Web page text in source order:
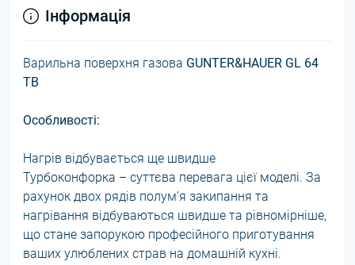
Інформація
Варильна поверхня газова GUNTER&HAUER GL 64
TB
Особливості:
Нагрів відбувається ще швидше
Турбоконфорка – суттєва перевага цієї моделі. За
рахунок двох рядів полум'я закипання та
нагрівання відбуваються швидше та рівномірніше,
що стане запорукою професійного приготування
ваших улюблених страв на домашній кухні.